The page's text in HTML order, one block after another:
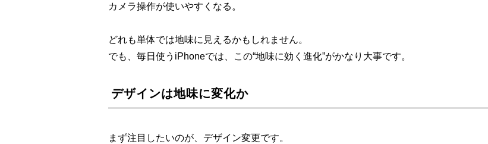
カメラ操作が使いやすくなる。
どれも単体では地味に見えるかもしれません。
でも、毎日使うiPhoneでは、この“地味に効く進化”がかなり大事です。
デザインは地味に変化か
まず注目したいのが、デザイン変更です。